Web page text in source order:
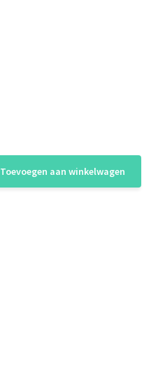
Toevoegen aan winkelwagen